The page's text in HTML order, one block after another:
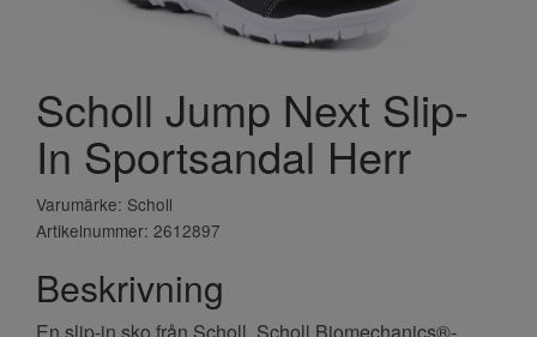
Scholl Jump Next Slip-
In Sportsandal Herr
Varumärke: Scholl
Artikelnummer: 2612897
Beskrivning
En slip-in sko från Scholl. Scholl Biomechanics®-